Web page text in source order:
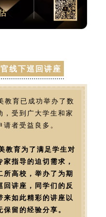
线下巡回讲座
育已成功举办了数
，受到广大学生和家
者受益良多。
育为了满足学生对
指导的迫切需求，
所高校，举办了为期
回讲座，同学们的反
来如此精彩的讲座以
留的经验分享。